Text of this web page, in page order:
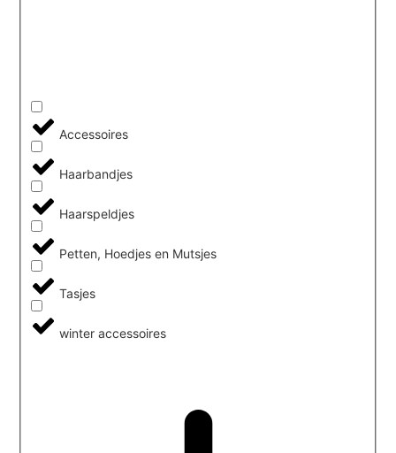
Accessoires
Haarbandjes
Haarspeldjes
Petten, Hoedjes en Mutsjes
Tasjes
winter accessoires